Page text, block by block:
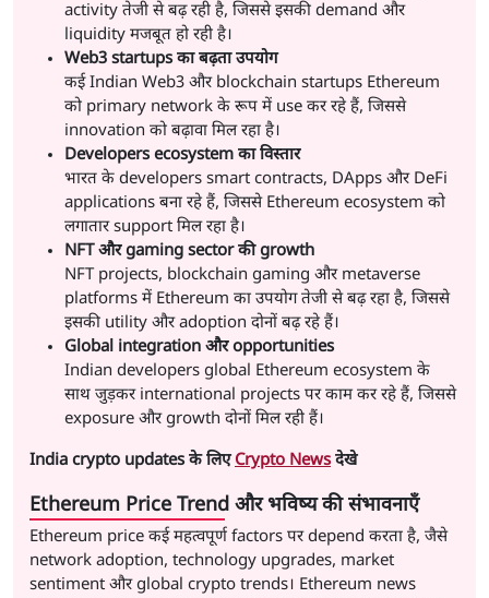
activity तेजी से बढ़ रही है, जिससे इसकी demand और
liquidity मजबूत हो रही है।
Web3 startups का बढ़ता उपयोग
कई Indian Web3 और blockchain startups Ethereum
को primary network के रूप में use कर रहे हैं, जिससे
innovation को बढ़ावा मिल रहा है।
Developers ecosystem का विस्तार
भारत के developers smart contracts, DApps और DeFi
applications बना रहे हैं, जिससे Ethereum ecosystem को
लगातार support मिल रहा है।
NFT और gaming sector की growth
NFT projects, blockchain gaming और metaverse
platforms में Ethereum का उपयोग तेजी से बढ़ रहा है, जिससे
इसकी utility और adoption दोनों बढ़ रहे हैं।
Global integration और opportunities
Indian developers global Ethereum ecosystem के
साथ जुड़कर international projects पर काम कर रहे हैं, जिससे
exposure और growth दोनों मिल रही हैं।
India crypto updates के लिएCrypto Newsदेखे
Ethereum Price Trend और भविष्य की संभावनाएँ
Ethereum price कई महत्वपूर्ण factors पर depend करता है, जैसे
network adoption, technology upgrades, market
sentiment और global crypto trends। Ethereum news